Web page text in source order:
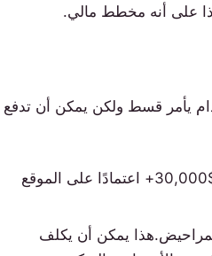
على أنه مخطط مالي.
يأمر قسط ولكن يمكن أن تدفع
يمكن أن تتراوح من $5000 إلى $30,000+ اعتمادًا على الموقع
يمكن أن يكلف